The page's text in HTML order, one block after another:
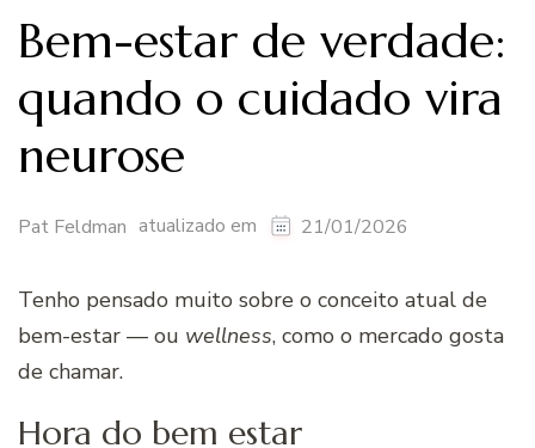
Bem-estar de verdade:
quando o cuidado vira
neurose
Pat Feldman atualizado em 21/01/2026
Tenho pensado muito sobre o conceito atual de
bem-estar — ou wellness, como o mercado gosta
de chamar.
Hora do bem estar